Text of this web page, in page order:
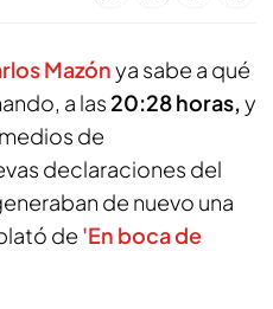
Mazónya sabe a qué
a las 20:28 horas,y
de
declaraciones del
de nuevo una
de 'En boca de